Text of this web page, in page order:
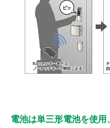
電池は単三形電池を使